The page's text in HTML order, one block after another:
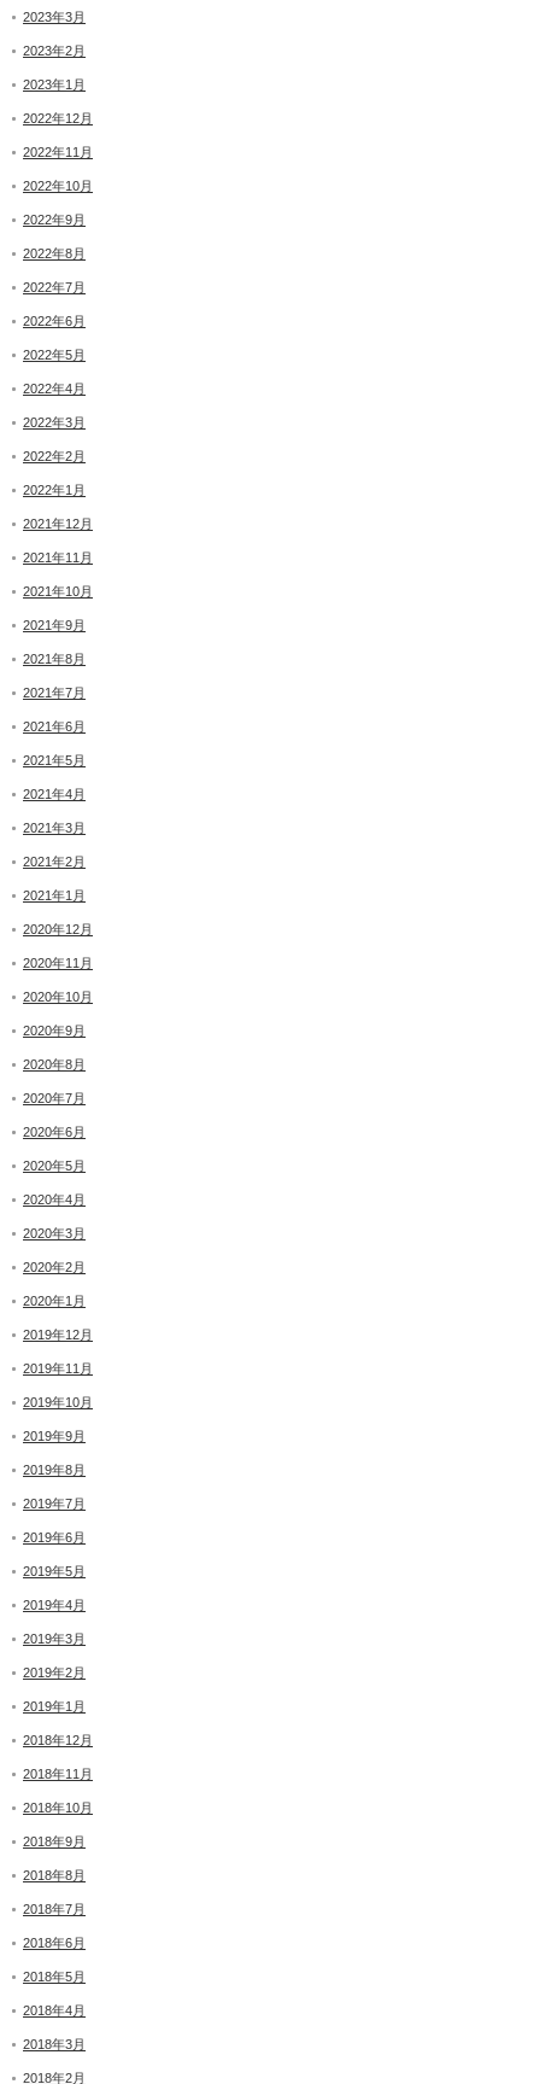
2023年3月
2023年2月
2023年1月
2022年12月
2022年11月
2022年10月
2022年9月
2022年8月
2022年7月
2022年6月
2022年5月
2022年4月
2022年3月
2022年2月
2022年1月
2021年12月
2021年11月
2021年10月
2021年9月
2021年8月
2021年7月
2021年6月
2021年5月
2021年4月
2021年3月
2021年2月
2021年1月
2020年12月
2020年11月
2020年10月
2020年9月
2020年8月
2020年7月
2020年6月
2020年5月
2020年4月
2020年3月
2020年2月
2020年1月
2019年12月
2019年11月
2019年10月
2019年9月
2019年8月
2019年7月
2019年6月
2019年5月
2019年4月
2019年3月
2019年2月
2019年1月
2018年12月
2018年11月
2018年10月
2018年9月
2018年8月
2018年7月
2018年6月
2018年5月
2018年4月
2018年3月
2018年2月